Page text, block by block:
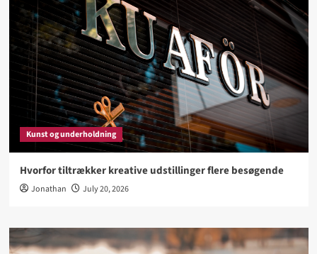
Kunst og underholdning
Hvorfor tiltrækker kreative udstillinger flere besøgende
Jonathan July 20, 2026